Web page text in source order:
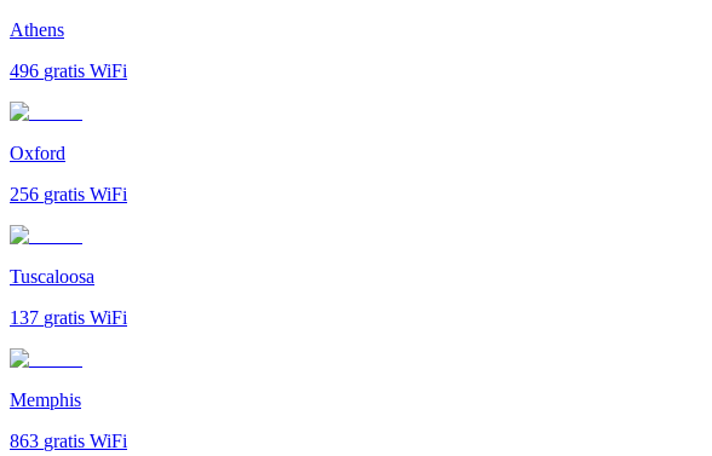
Athens
496 gratis WiFi
Oxford
256 gratis WiFi
Tuscaloosa
137 gratis WiFi
Memphis
863 gratis WiFi